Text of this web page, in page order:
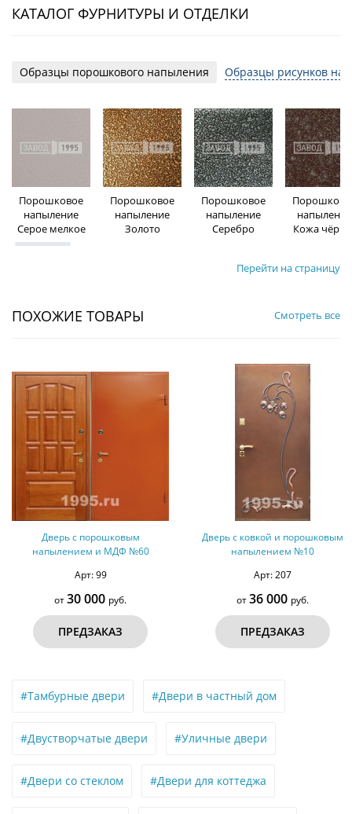
КАТАЛОГ ФУРНИТУРЫ И ОТДЕЛКИ
Образцы порошкового напыления Образцы рисунков на
Порошковое
напыление
Серое мелкое
Порошковое
напыление
Золото
Порошковое
напыление
Серебро
напыление
Кожа
Перейти на страницу
ПОХОЖИЕ ТОВАРЫ Смотреть все
Дверь с порошковым
напылением и МДФ №60
Арт: 99
от30 000руб.
ПРЕДЗАКАЗ
Дверь с ковкой и порошковым
напылением №10
Арт: 207
от36 000руб.
ПРЕДЗАКАЗ
#Тамбурные двери #Двери в частный дом
#Двустворчатые двери #Уличные двери
#Двери со стеклом #Двери для коттеджа